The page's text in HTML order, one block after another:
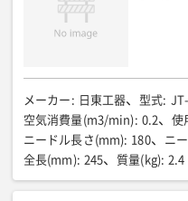
メーカー : 日東工器 型式:
空気消費量(m3/min): 0.2 使
ニードル長さ(mm): 180 ニ
全長(mm): 245 質量(kg): 2.4